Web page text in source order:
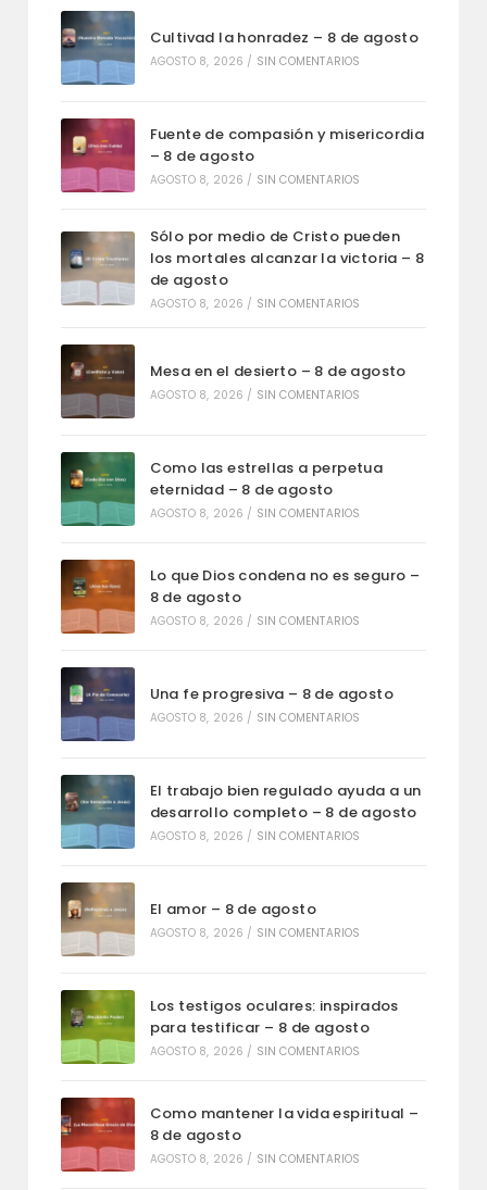
Cultivad la honradez – 8 de agosto
AGOSTO 8, 2026 / SIN COMENTARIOS
Fuente de compasión y misericordia
– 8 de agosto
AGOSTO 8, 2026 / SIN COMENTARIOS
Sólo por medio de Cristo pueden
los mortales alcanzar la victoria – 8
de agosto
AGOSTO 8, 2026 / SIN COMENTARIOS
Mesa en el desierto – 8 de agosto
AGOSTO 8, 2026 / SIN COMENTARIOS
Como las estrellas a perpetua
eternidad – 8 de agosto
AGOSTO 8, 2026 / SIN COMENTARIOS
Lo que Dios condena no es seguro –
8 de agosto
AGOSTO 8, 2026 / SIN COMENTARIOS
Una fe progresiva – 8 de agosto
AGOSTO 8, 2026 / SIN COMENTARIOS
El trabajo bien regulado ayuda a un
desarrollo completo – 8 de agosto
AGOSTO 8, 2026 / SIN COMENTARIOS
El amor – 8 de agosto
AGOSTO 8, 2026 / SIN COMENTARIOS
Los testigos oculares: inspirados
para testificar – 8 de agosto
AGOSTO 8, 2026 / SIN COMENTARIOS
Como mantener la vida espiritual –
8 de agosto
AGOSTO 8, 2026 / SIN COMENTARIOS